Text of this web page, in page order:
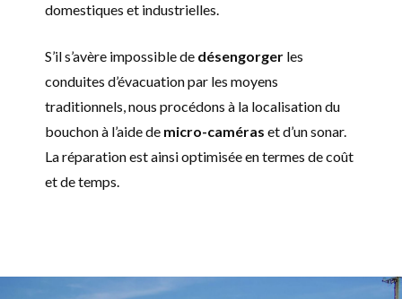
domestiques et industrielles.
S’il s’avère impossible de désengorger les
conduites d’évacuation par les moyens
traditionnels, nous procédons à la localisation du
bouchon à l’aide de micro-caméras et d’un sonar.
La réparation est ainsi optimisée en termes de coût
et de temps.